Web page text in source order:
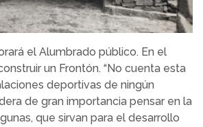
el Alumbrado público. En el
un Frontón. “No cuenta esta
deportivas de ningún
de gran importancia pensar en la
que sirvan para el desarrollo